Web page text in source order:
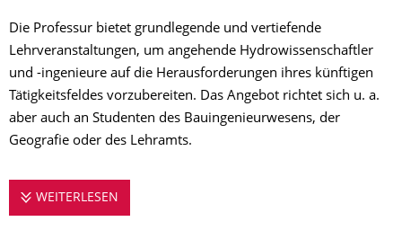
Die Professur bietet grundlegende und vertiefende
Lehrveranstaltungen, um angehende Hydrowissenschaftler
und -ingenieure auf die Herausforderungen ihres künftigen
Tätigkeitsfeldes vorzubereiten. Das Angebot richtet sich u. a.
aber auch an Studenten des Bauingenieurwesens, der
Geografie oder des Lehramts.
WEITERLESEN